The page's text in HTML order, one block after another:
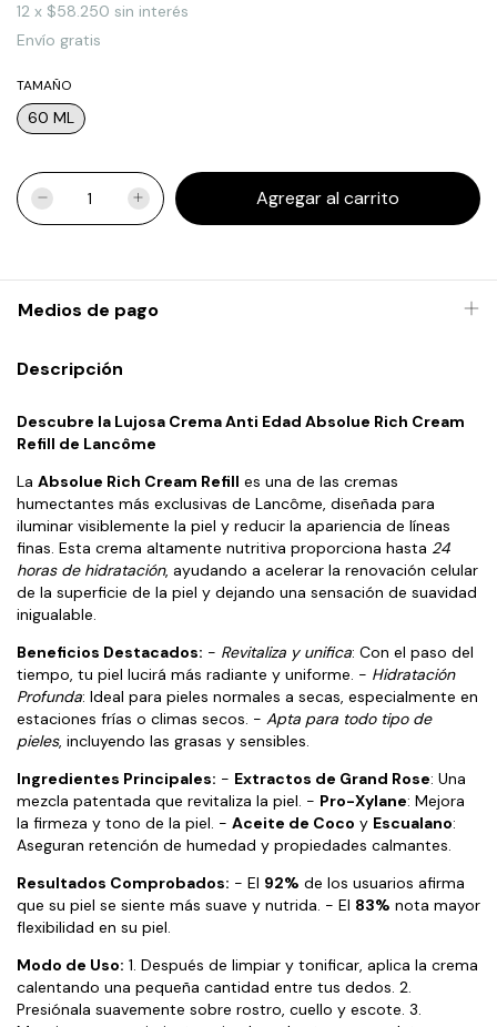
12 x $58.250 sin interés
Envío gratis
TAMAÑO
60 ML
Medios de pago
Descripción
Descubre la Lujosa Crema Anti Edad Absolue Rich Cream
Refill de Lancôme
La Absolue Rich Cream Refill es una de las cremas
humectantes más exclusivas de Lancôme, diseñada para
iluminar visiblemente la piel y reducir la apariencia de líneas
finas. Esta crema altamente nutritiva proporciona hasta 24
horas de hidratación, ayudando a acelerar la renovación celular
de la superficie de la piel y dejando una sensación de suavidad
inigualable.
Beneficios Destacados: - Revitaliza y unifica: Con el paso del
tiempo, tu piel lucirá más radiante y uniforme. - Hidratación
Profunda: Ideal para pieles normales a secas, especialmente en
estaciones frías o climas secos. - Apta para todo tipo de
pieles, incluyendo las grasas y sensibles.
Ingredientes Principales: - Extractos de Grand Rose: Una
mezcla patentada que revitaliza la piel. - Pro-Xylane: Mejora
la firmeza y tono de la piel. - Aceite de Coco y Escualano:
Aseguran retención de humedad y propiedades calmantes.
Resultados Comprobados: - El 92% de los usuarios afirma
que su piel se siente más suave y nutrida. - El 83% nota mayor
flexibilidad en su piel.
Modo de Uso: 1. Después de limpiar y tonificar, aplica la crema
calentando una pequeña cantidad entre tus dedos. 2.
Presiónala suavemente sobre rostro, cuello y escote. 3.